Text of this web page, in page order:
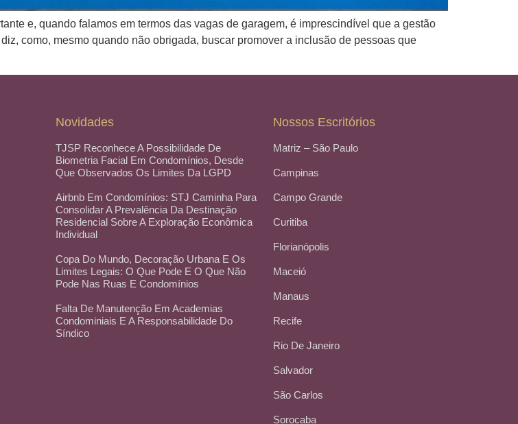
e, quando falamos em termos das vagas de garagem, é imprescindível que a gestão
como, mesmo quando não obrigada, buscar promover a inclusão de pessoas que
Novidades
TJSP Reconhece A Possibilidade De
Biometria Facial Em Condomínios, Desde
Que Observados Os Limites Da LGPD
Airbnb Em Condomínios: STJ Caminha Para
Consolidar A Prevalência Da Destinação
Residencial Sobre A Exploração Econômica
Individual
Copa Do Mundo, Decoração Urbana E Os
Limites Legais: O Que Pode E O Que Não
Pode Nas Ruas E Condomínios
Falta De Manutenção Em Academias
Condominiais E A Responsabilidade Do
Síndico
Nossos Escritórios
Matriz – São Paulo
Campinas
Campo Grande
Curitiba
Florianópolis
Maceió
Manaus
Recife
Rio De Janeiro
Salvador
São Carlos
Sorocaba